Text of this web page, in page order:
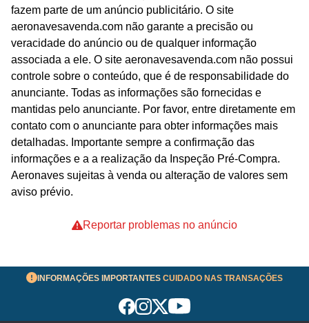
fazem parte de um anúncio publicitário. O site
aeronavesavenda.com não garante a precisão ou
veracidade do anúncio ou de qualquer informação
associada a ele. O site aeronavesavenda.com não possui
controle sobre o conteúdo, que é de responsabilidade do
anunciante. Todas as informações são fornecidas e
mantidas pelo anunciante. Por favor, entre diretamente em
contato com o anunciante para obter informações mais
detalhadas. Importante sempre a confirmação das
informações e a a realização da Inspeção Pré-Compra.
Aeronaves sujeitas à venda ou alteração de valores sem
aviso prévio.
Reportar problemas no anúncio
INFORMAÇÕES IMPORTANTES CUIDADO NAS TRANSAÇÕES